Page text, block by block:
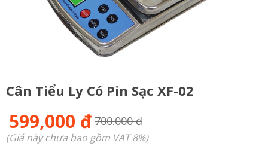
Cân Tiểu Ly Có Pin Sạc XF-02
599,000 đ 700.000 đ
(Giá này chưa bao gồm VAT 8%)